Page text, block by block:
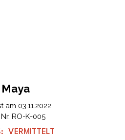
Maya
am 03.11.2022
Nr. RO-K-005
VERMITTELT